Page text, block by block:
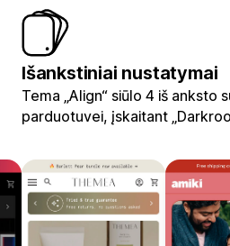
Išankstiniai nustatymai
Tema „Align“ siūlo 4 iš anksto
parduotuvei, įskaitant